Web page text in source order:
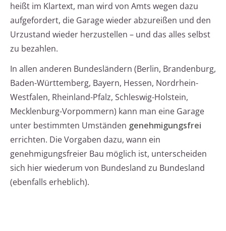
heißt im Klartext, man wird von Amts wegen dazu
aufgefordert, die Garage wieder abzureißen und den
Urzustand wieder herzustellen – und das alles selbst
zu bezahlen.
In allen anderen Bundesländern (Berlin, Brandenburg,
Baden-Württemberg, Bayern, Hessen, Nordrhein-
Westfalen, Rheinland-Pfalz, Schleswig-Holstein,
Mecklenburg-Vorpommern) kann man eine Garage
unter bestimmten Umständen genehmigungsfrei
errichten. Die Vorgaben dazu, wann ein
genehmigungsfreier Bau möglich ist, unterscheiden
sich hier wiederum von Bundesland zu Bundesland
(ebenfalls erheblich).